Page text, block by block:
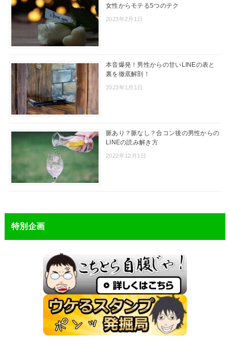
女性からモテる5つのテク
2023年2月1日
本音爆発！男性からの甘いLINEの表と
裏を徹底解剖！
2023年1月1日
脈あり？脈なし？合コン後の男性からの
LINEの読み解き方
2022年12月1日
特別企画